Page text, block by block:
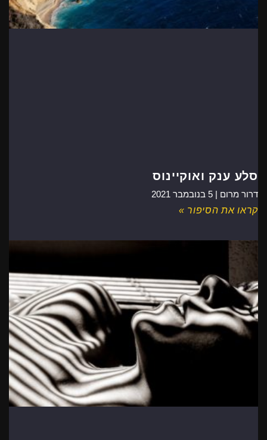
סלע ענק ואוקיינוס
דרור מרום | 5 בנובמבר 2021
קראו את הסיפור »